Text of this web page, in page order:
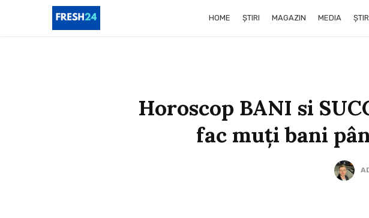
HOME ȘTIRI MAGAZIN MEDIA
Horoscop BANI si
fac muţi bani